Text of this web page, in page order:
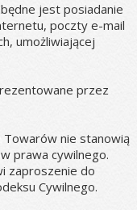
jest posiadanie
poczty e-mail
umożliwiającej
przez
Towarów nie stanowią
prawa cywilnego.
zaproszenie do
Cywilnego.